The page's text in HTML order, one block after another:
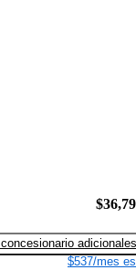
adicionales
$537/mes